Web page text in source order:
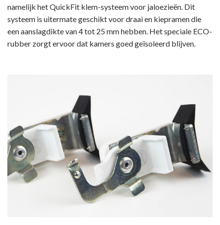
namelijk het QuickFit klem-systeem voor jaloezieën. Dit
systeem is uitermate geschikt voor draai en kiepramen die
een aanslagdikte van 4 tot 25 mm hebben. Het speciale ECO-
rubber zorgt ervoor dat kamers goed geïsoleerd blijven.